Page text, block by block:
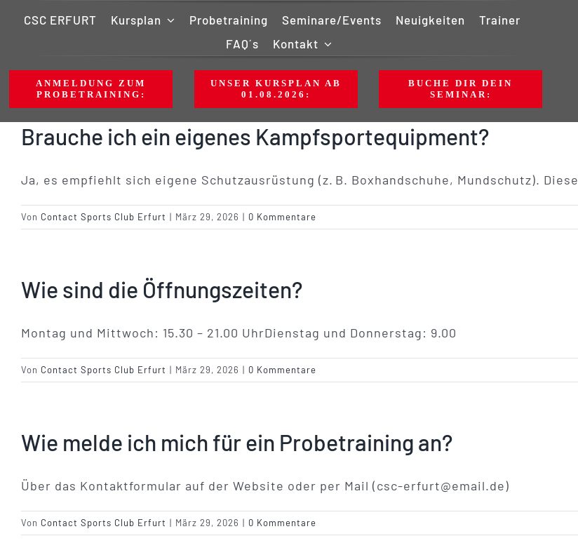
CSC ERFURT Kursplan Probetraining Seminare/Events Neuigkeiten
Trainer
FAQ´s
Kontakt
ANMELDUNG ZUM
PROBETRAINING:
UNSER KURSPLAN AB
01.08.2026:
BUCHE DIR DEIN
SEMINAR:
Brauche ich ein eigenes Kampfsportequipment?
Ja, es empfiehlt sich eigene Schutzausrüstung (z. B. Boxhandschuhe, Mundschutz). Diese
Von Contact Sports Club Erfurt | März 29, 2026 | 0 Kommentare
Wie sind die Öffnungszeiten?
Montag und Mittwoch: 15.30 – 21.00 UhrDienstag und Donnerstag: 9.00
Von Contact Sports Club Erfurt | März 29, 2026 | 0 Kommentare
Wie melde ich mich für ein Probetraining an?
Über das Kontaktformular auf der Website oder per Mail (csc-erfurt@email.de)
Von Contact Sports Club Erfurt | März 29, 2026 | 0 Kommentare